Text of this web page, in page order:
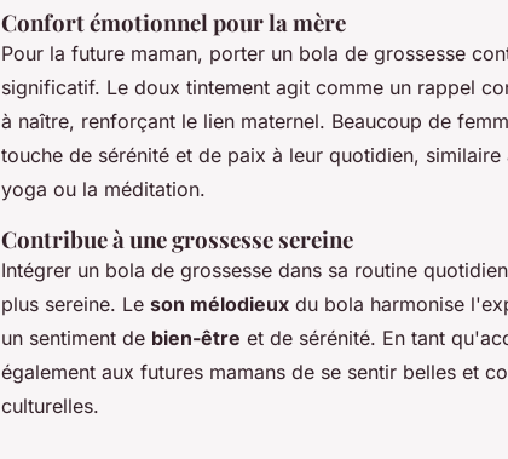
Confort émotionnel pour la mère
Pour la future maman, porter un bola de grossesse
significatif. Le doux tintement agit comme un rappel
à naître, renforçant le lien maternel. Beaucoup de
touche de sérénité et de paix à leur quotidien,
yoga ou la méditation.
Contribue à une grossesse sereine
Intégrer un bola de grossesse dans sa routine
plus sereine. Le son mélodieux du bola harmonise
un sentiment de bien-être et de sérénité. En tant
également aux futures mamans de se sentir belles et
culturelles.